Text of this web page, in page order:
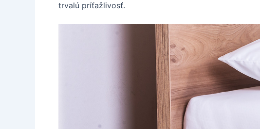
trvalú príťažlivosť.